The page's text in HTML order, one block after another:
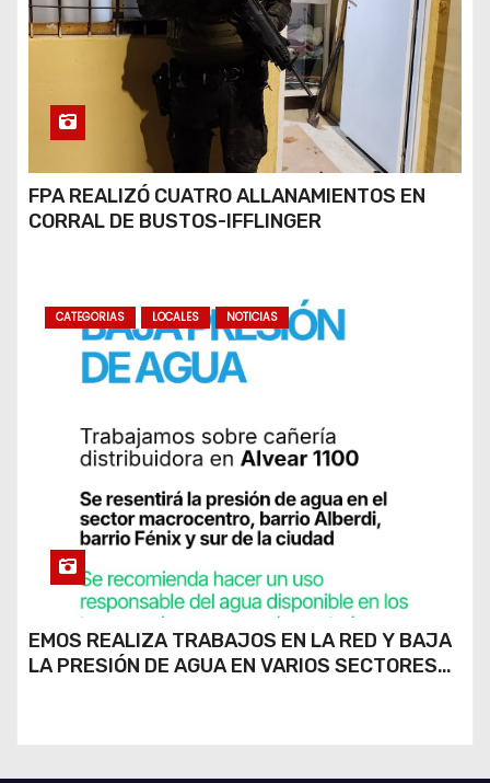
FPA REALIZÓ CUATRO ALLANAMIENTOS EN
CORRAL DE BUSTOS-IFFLINGER
CATEGORIAS LOCALES NOTICIAS
EMOS REALIZA TRABAJOS EN LA RED Y BAJA
LA PRESIÓN DE AGUA EN VARIOS SECTORES